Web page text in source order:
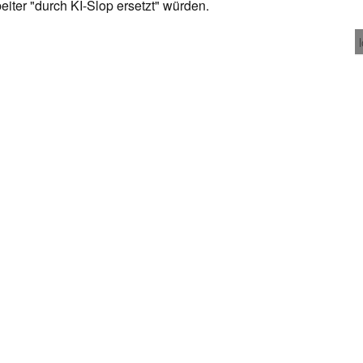
"durch KI-Slop ersetzt" würden.